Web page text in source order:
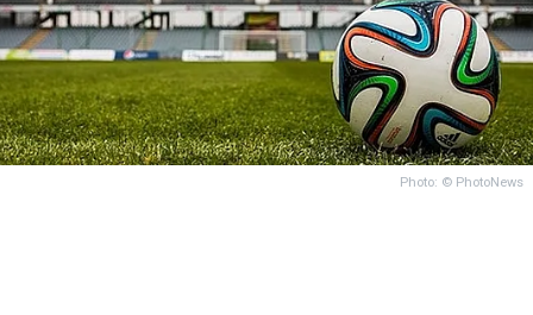
Photo: © PhotoNews